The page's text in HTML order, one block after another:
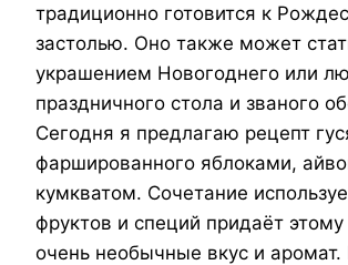
традиционно готовится к
застолью. Оно также может
украшением Новогоднего или
праздничного стола и званого
Сегодня я предлагаю рецепт
фаршированного яблоками,
кумкватом. Сочетание
фруктов и специй придаёт
очень необычные вкус и аромат.